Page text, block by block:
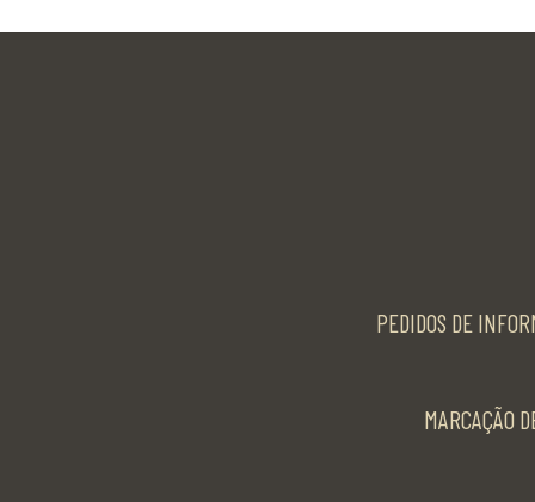
PEDIDOS DE
MARCAÇÃO